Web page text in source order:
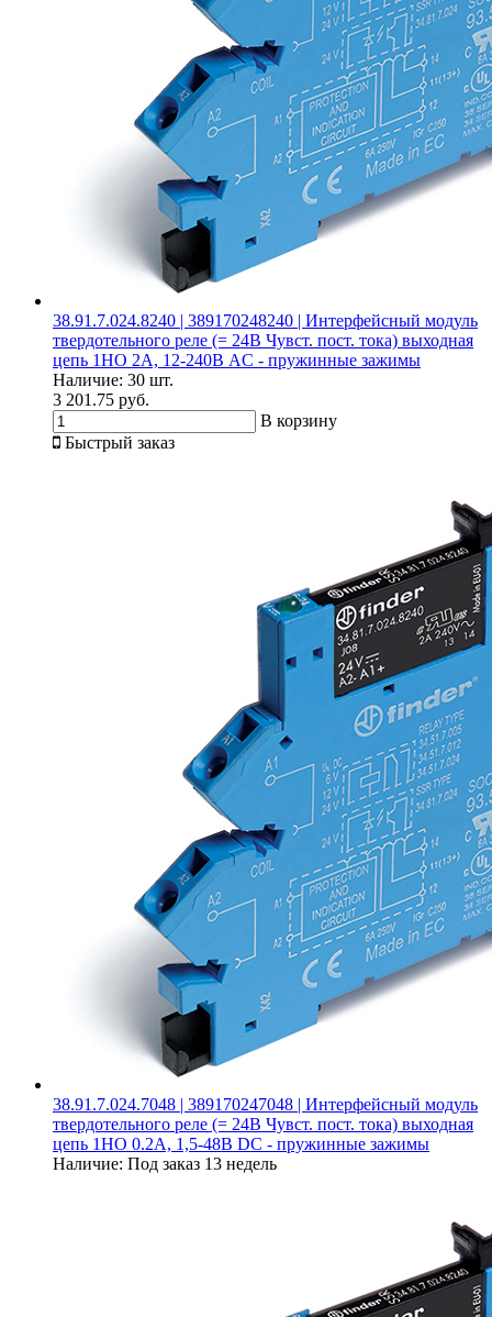
38.91.7.024.8240 | 389170248240 | Интерфейсный модуль
твердотельного реле (= 24В Чувст. пост. тока) выходная
цепь 1НО 2А, 12-240В AC - пружинные зажимы
Наличие: 30 шт.
3 201.75 руб.
В корзину
Быстрый заказ
38.91.7.024.7048 | 389170247048 | Интерфейсный модуль
твердотельного реле (= 24В Чувст. пост. тока) выходная
цепь 1НО 0.2А, 1,5-48В DC - пружинные зажимы
Наличие: Под заказ 13 недель